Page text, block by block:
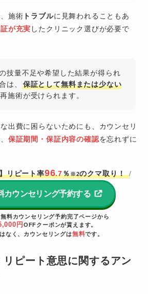
施術 トラブルに見舞われることもあ
が充実 したクリニック選びが必要で
技量不足や希望した結果が得られ
は、
保証として無料または少ない
施術が受けられます。
出費に困らないためにも、カウンセリ
保証期間・保証内容の確認を忘れずに
リピート率96.7％※2のクマ取り！ /
カウンセリング予約する
料カウンセリング予約完了ページから
円 OFFクーポンが貰えます。
なく、カウンセリングは無料です。
ピート意思に関するアン